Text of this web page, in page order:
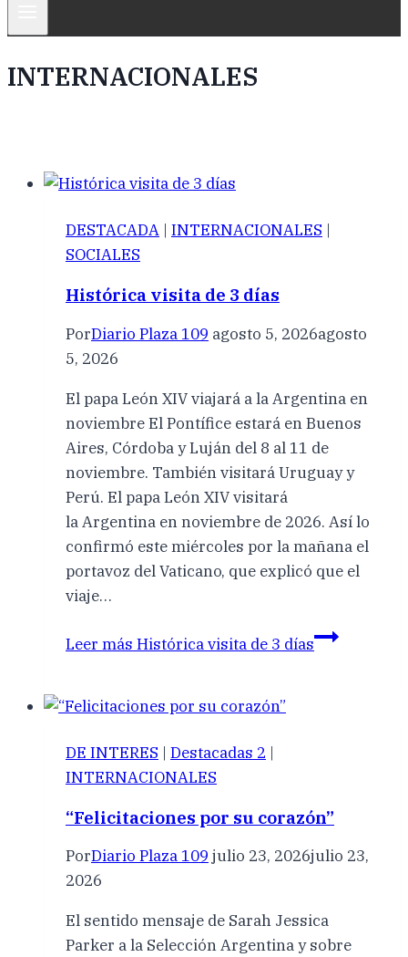
INTERNACIONALES
DESTACADA | INTERNACIONALES |
SOCIALES
Histórica visita de 3 días
PorDiario Plaza 109 agosto 5, 2026agosto
5, 2026
El papa León XIV viajará a la Argentina en
noviembre El Pontífice estará en Buenos
Aires, Córdoba y Luján del 8 al 11 de
noviembre. También visitará Uruguay y
Perú. El papa León XIV visitará
la Argentina en noviembre de 2026. Así lo
confirmó este miércoles por la mañana el
portavoz del Vaticano, que explicó que el
viaje…
Leer más Histórica visita de 3 días
DE INTERES | Destacadas 2 |
INTERNACIONALES
“Felicitaciones por su corazón”
PorDiario Plaza 109 julio 23, 2026julio 23,
2026
El sentido mensaje de Sarah Jessica
Parker a la Selección Argentina y sobre